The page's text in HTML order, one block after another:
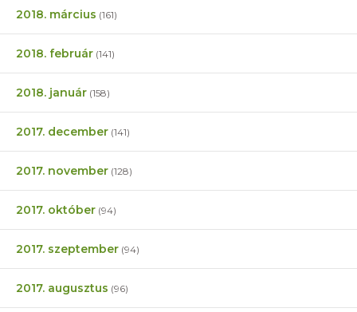
2018. március (161)
2018. február (141)
2018. január (158)
2017. december (141)
2017. november (128)
2017. október (94)
2017. szeptember (94)
2017. augusztus (96)